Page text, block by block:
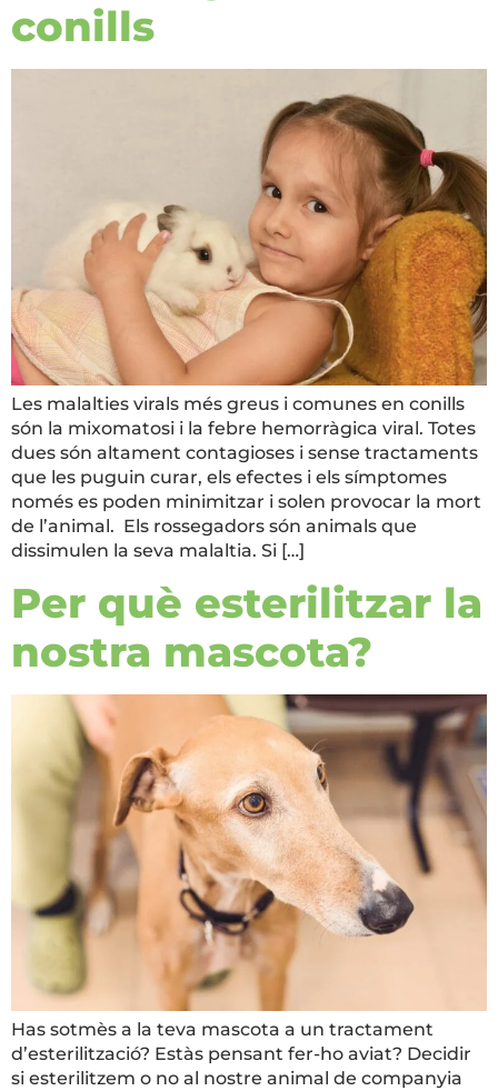
conills
Les malalties virals més greus i comunes en conills
són la mixomatosi i la febre hemorràgica viral. Totes
dues són altament contagioses i sense tractaments
que les puguin curar, els efectes i els símptomes
només es poden minimitzar i solen provocar la mort
de l’animal. Els rossegadors són animals que
dissimulen la seva malaltia. Si […]
Per què esterilitzar la
nostra mascota?
Has sotmès a la teva mascota a un tractament
d’esterilització? Estàs pensant fer-ho aviat? Decidir
si esterilitzem o no al nostre animal de companyia